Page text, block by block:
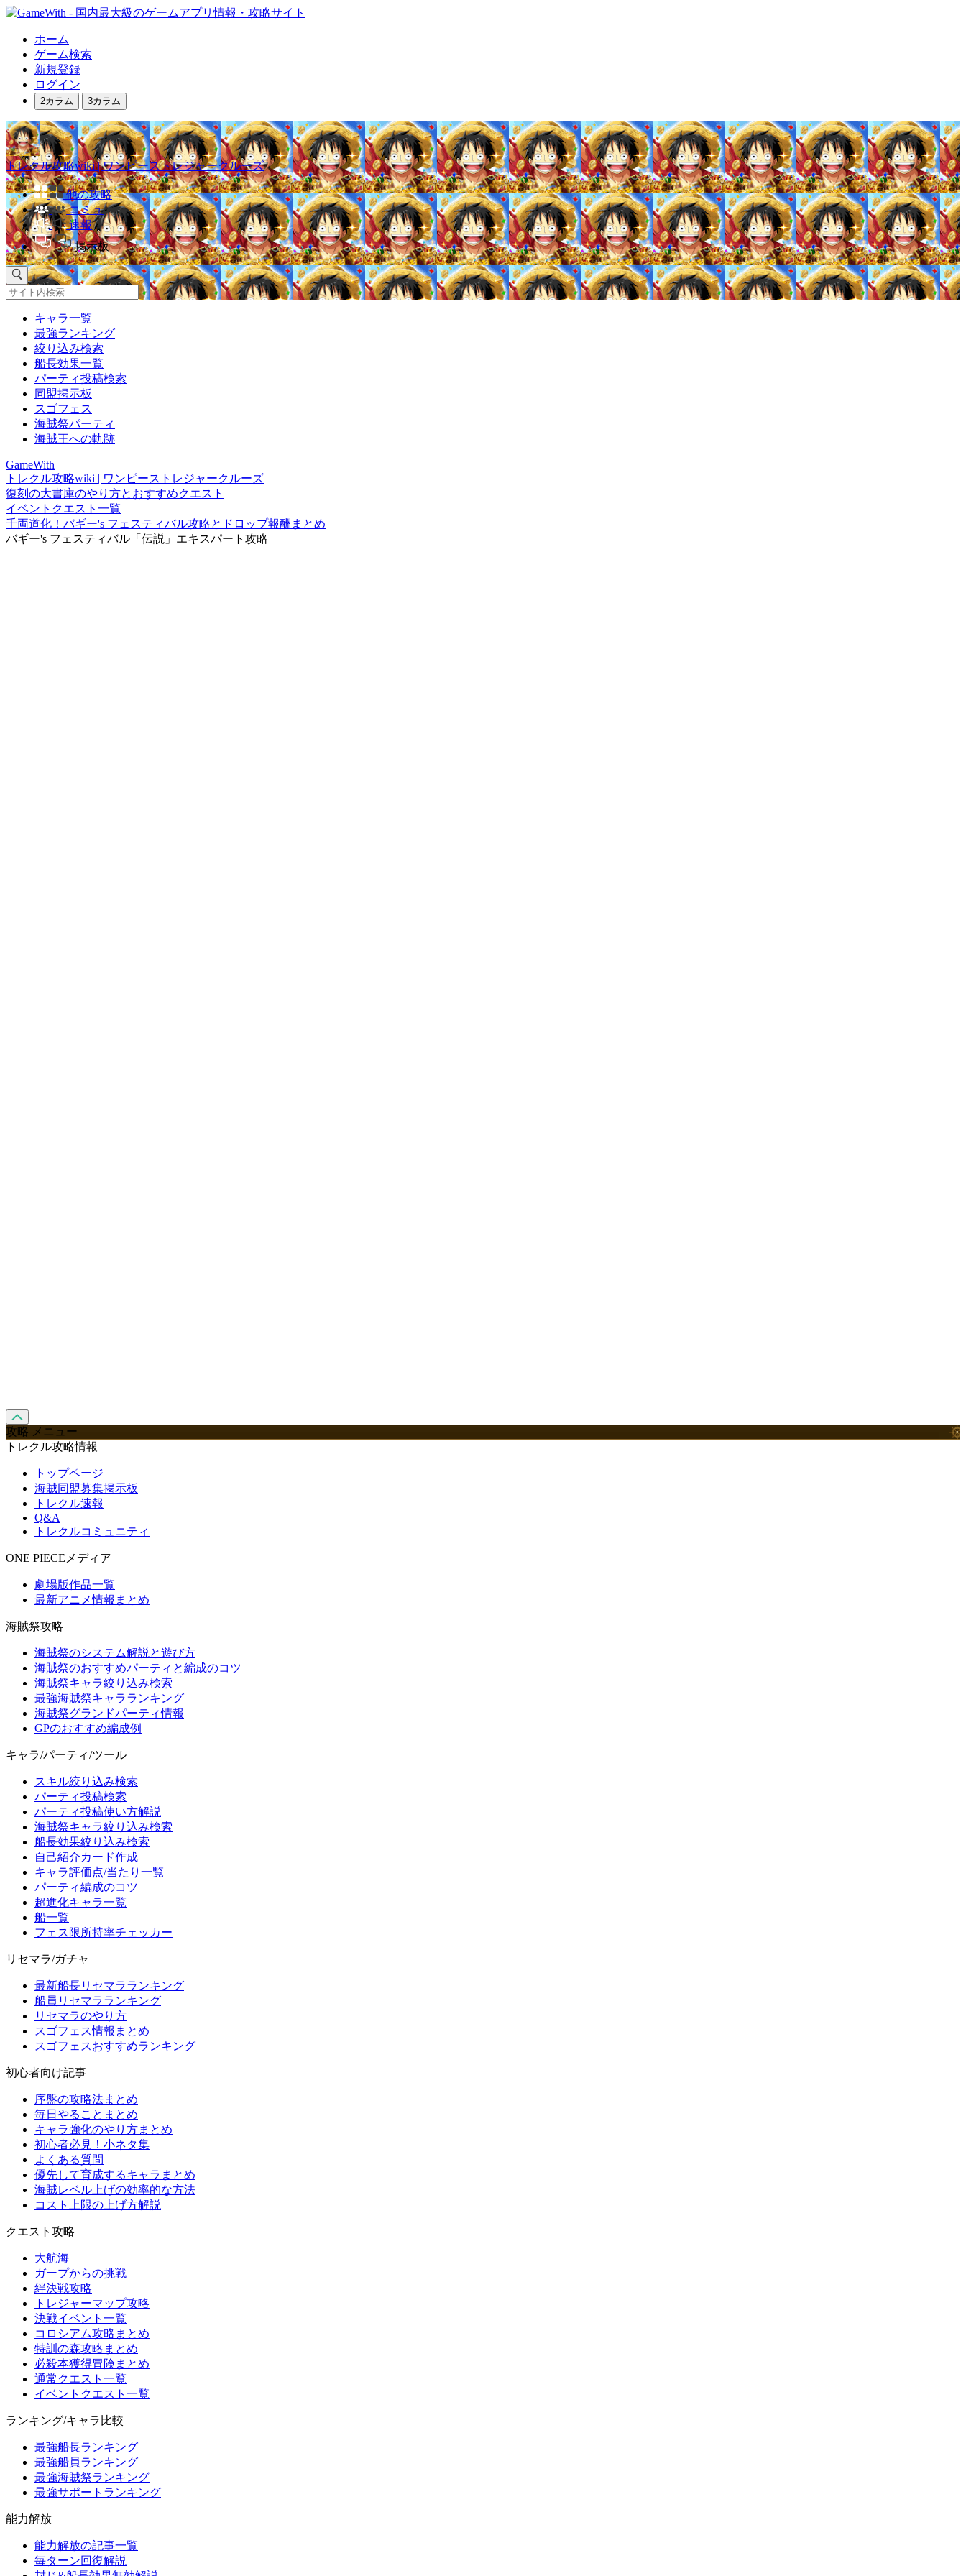
ホーム
ゲーム検索
新規登録
ログイン
2カラム 3カラム
トレクル攻略wiki | ワンピーストレジャークルーズ
他の攻略
コミュ
速報
掲示板
キャラ一覧
最強ランキング
絞り込み検索
船長効果一覧
パーティ投稿検索
同盟掲示板
スゴフェス
海賊祭パーティ
海賊王への軌跡
GameWith
トレクル攻略wiki | ワンピーストレジャークルーズ
復刻の大書庫のやり方とおすすめクエスト
イベントクエスト一覧
千両道化！バギー's フェスティバル攻略とドロップ報酬まとめ
バギー's フェスティバル「伝説」エキスパート攻略
攻略 メニュー
トレクル攻略情報
トップページ
海賊同盟募集掲示板
トレクル速報
Q&A
トレクルコミュニティ
ONE PIECEメディア
劇場版作品一覧
最新アニメ情報まとめ
海賊祭攻略
海賊祭のシステム解説と遊び方
海賊祭のおすすめパーティと編成のコツ
海賊祭キャラ絞り込み検索
最強海賊祭キャラランキング
海賊祭グランドパーティ情報
GPのおすすめ編成例
キャラ/パーティ/ツール
スキル絞り込み検索
パーティ投稿検索
パーティ投稿使い方解説
海賊祭キャラ絞り込み検索
船長効果絞り込み検索
自己紹介カード作成
キャラ評価点/当たり一覧
パーティ編成のコツ
超進化キャラ一覧
船一覧
フェス限所持率チェッカー
リセマラ/ガチャ
最新船長リセマラランキング
船員リセマラランキング
リセマラのやり方
スゴフェス情報まとめ
スゴフェスおすすめランキング
初心者向け記事
序盤の攻略法まとめ
毎日やることまとめ
キャラ強化のやり方まとめ
初心者必見！小ネタ集
よくある質問
優先して育成するキャラまとめ
海賊レベル上げの効率的な方法
コスト上限の上げ方解説
クエスト攻略
大航海
ガープからの挑戦
絆決戦攻略
トレジャーマップ攻略
決戦イベント一覧
コロシアム攻略まとめ
特訓の森攻略まとめ
必殺本獲得冒険まとめ
通常クエスト一覧
イベントクエスト一覧
ランキング/キャラ比較
最強船長ランキング
最強船員ランキング
最強海賊祭ランキング
最強サポートランキング
能力解放
能力解放の記事一覧
毎ターン回復解説